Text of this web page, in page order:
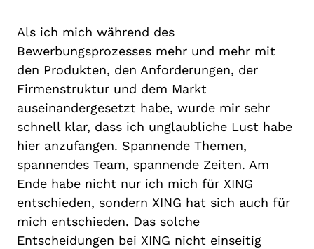
Als ich mich während des
Bewerbungsprozesses mehr und mehr mit
den Produkten, den Anforderungen, der
Firmenstruktur und dem Markt
auseinandergesetzt habe, wurde mir sehr
schnell klar, dass ich unglaubliche Lust habe
hier anzufangen. Spannende Themen,
spannendes Team, spannende Zeiten. Am
Ende habe nicht nur ich mich für XING
entschieden, sondern XING hat sich auch für
mich entschieden. Das solche
Entscheidungen bei XING nicht einseitig